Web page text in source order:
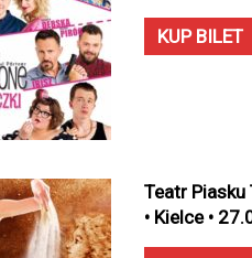
KUP BILET
Teatr Piasku
• Kielce •